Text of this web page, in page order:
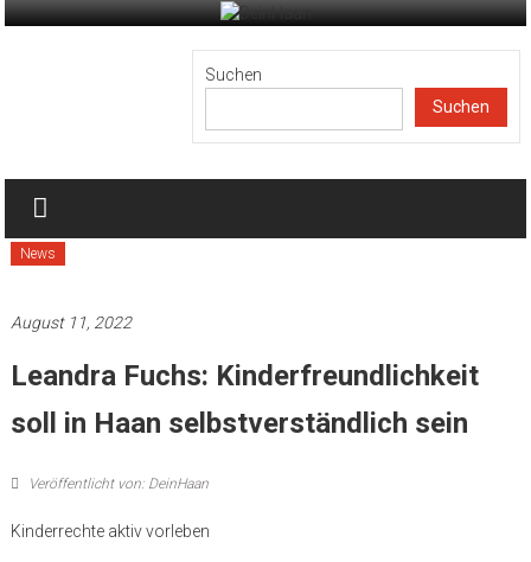
Zum
Suchen
Suchen
News
August 11, 2022
Leandra Fuchs: Kinderfreundlichkeit
soll in Haan selbstverständlich sein
Veröffentlicht von: DeinHaan
Kinderrechte aktiv vorleben